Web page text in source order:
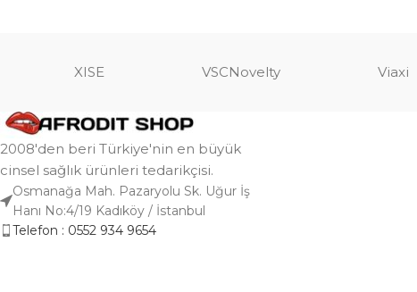
XISE VSCNovelty Viaxi
2008'den beri Türkiye'nin en büyük
cinsel sağlık ürünleri tedarikçisi.
Osmanağa Mah. Pazaryolu Sk. Uğur İş
Hanı No:4/19 Kadıköy / İstanbul
Telefon : 0552 934 9654